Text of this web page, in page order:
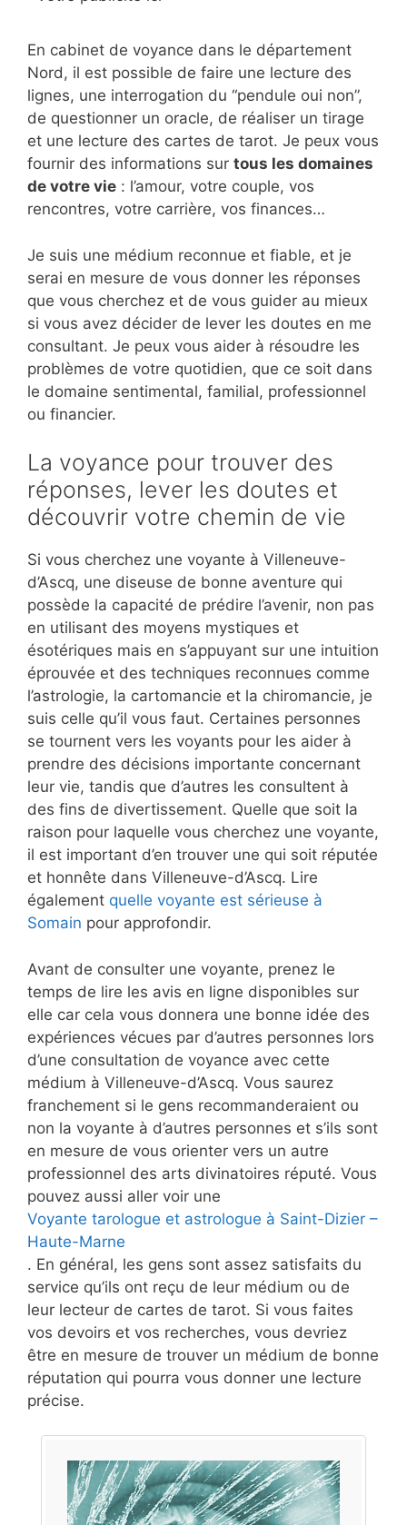
En cabinet de voyance dans le département
Nord, il est possible de faire une lecture des
lignes, une interrogation du “pendule oui non”,
de questionner un oracle, de réaliser un tirage
et une lecture des cartes de tarot. Je peux vous
fournir des informations sur tous les domaines
de votre vie : l’amour, votre couple, vos
rencontres, votre carrière, vos finances…
Je suis une médium reconnue et fiable, et je
serai en mesure de vous donner les réponses
que vous cherchez et de vous guider au mieux
si vous avez décider de lever les doutes en me
consultant. Je peux vous aider à résoudre les
problèmes de votre quotidien, que ce soit dans
le domaine sentimental, familial, professionnel
ou financier.
La voyance pour trouver des
réponses, lever les doutes et
découvrir votre chemin de vie
Si vous cherchez une voyante à Villeneuve-
d’Ascq, une diseuse de bonne aventure qui
possède la capacité de prédire l’avenir, non pas
en utilisant des moyens mystiques et
ésotériques mais en s’appuyant sur une intuition
éprouvée et des techniques reconnues comme
l’astrologie, la cartomancie et la chiromancie, je
suis celle qu’il vous faut. Certaines personnes
se tournent vers les voyants pour les aider à
prendre des décisions importante concernant
leur vie, tandis que d’autres les consultent à
des fins de divertissement. Quelle que soit la
raison pour laquelle vous cherchez une voyante,
il est important d’en trouver une qui soit réputée
et honnête dans Villeneuve-d’Ascq. Lire
également quelle voyante est sérieuse à
Somain pour approfondir.
Avant de consulter une voyante, prenez le
temps de lire les avis en ligne disponibles sur
elle car cela vous donnera une bonne idée des
expériences vécues par d’autres personnes lors
d’une consultation de voyance avec cette
médium à Villeneuve-d’Ascq. Vous saurez
franchement si le gens recommanderaient ou
non la voyante à d’autres personnes et s’ils sont
en mesure de vous orienter vers un autre
professionnel des arts divinatoires réputé. Vous
pouvez aussi aller voir une
Voyante tarologue et astrologue à Saint-Dizier –
Haute-Marne
. En général, les gens sont assez satisfaits du
service qu’ils ont reçu de leur médium ou de
leur lecteur de cartes de tarot. Si vous faites
vos devoirs et vos recherches, vous devriez
être en mesure de trouver un médium de bonne
réputation qui pourra vous donner une lecture
précise.